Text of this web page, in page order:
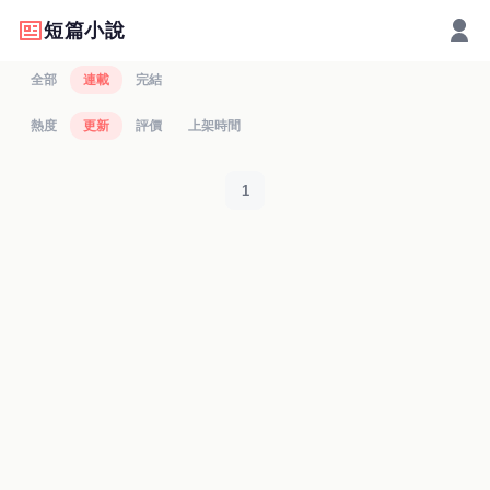
短篇小說
全部 連載 完結
熱度 更新 評價 上架時間
1